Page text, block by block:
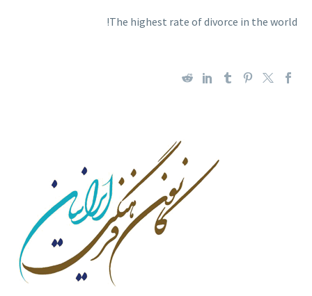
The highest rate of divorce in the world!